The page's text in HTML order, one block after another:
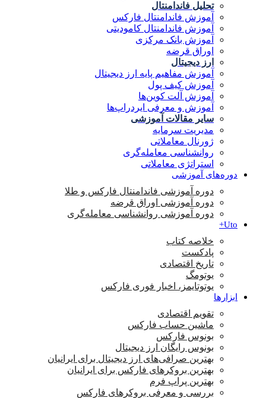
تحلیل فاندامنتال
آموزش فاندامنتال فارکس
آموزش فاندامنتال کامودیتی
آموزش بانک مرکزی
اوراق قرضه
ارز دیجیتال
آموزش مفاهیم پایه ارز دیجیتال
آموزش کیف پول
آموزش آلت کوین‌ها
آموزش و معرفی ایردراپ‌ها
سایر مقالات آموزشی
مدیریت سرمایه
ژورنال معاملاتی
روانشناسی معامله‌گری
استراتژی معاملاتی
دوره‌های آموزشی
دوره آموزشی فاندامنتال فارکس و طلا
دوره آموزشی اوراق قرضه
دوره آموزشی روانشناسی معامله‌گری
Uto+
خلاصه کتاب
پادکست
تاریخ اقتصادی
یوتومگ
یوتوتایمز، اخبار فوری فارکس
ابزارها
تقویم اقتصادی
ماشین حساب فارکس
بونوس فارکس
بونوس رایگان ارز دیجیتال
بهترین صرافی‌های ارز دیجیتال برای ایرانیان
بهترین بروکرهای فارکس برای ایرانیان
بهترین پراپ‌ فرم
بررسی و معرفی بروکرهای فارکس